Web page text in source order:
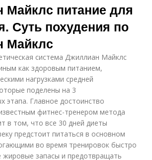
питание для
Суть похудения по
Майклс
система Джиллиан Майклс
как здоровым питанием,
нагрузками средней
поделены на 3
этапа. Главное достоинство
фитнес-тренером метода
в том, что все 30 дней диеты
предстоит питаться в основном
во время тренировок быстро
жировые запасы и предотвращать